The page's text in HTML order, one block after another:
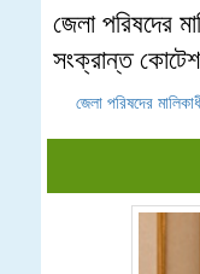
জেলা পরিষদের
সংক্রান্ত
জেলা পরিষদের